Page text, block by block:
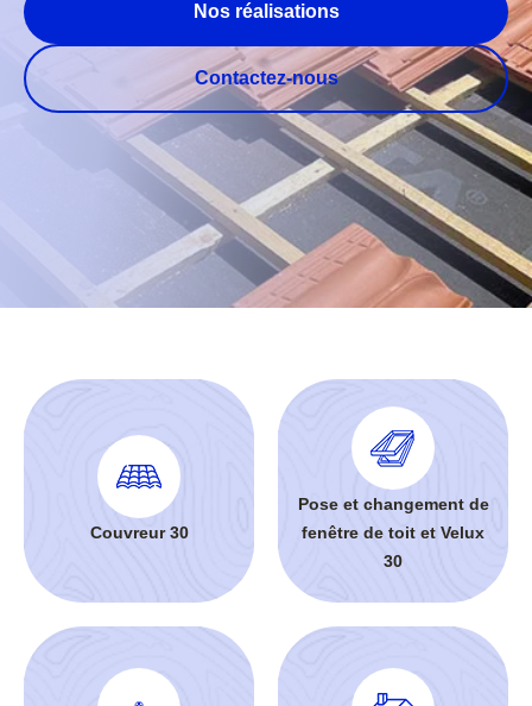
Nos réalisations
Contactez-nous
Couvreur 30
Pose et changement de
fenêtre de toit et Velux
30